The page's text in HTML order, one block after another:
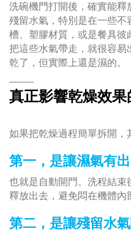
洗碗機門打開後，確實能
殘留水氣，特別是在一些不
槽、塑膠材質，或是餐具
把這些水氣帶走，就很容
乾了，但實際上還是濕的。
真正影響乾燥效
如果把乾燥過程簡單拆開，
第一，是讓濕氣有
也就是自動開門。洗程結
釋放出去，避免悶在機體內
第二，是讓殘留水